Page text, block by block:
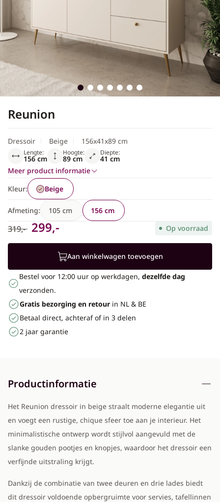
Scandinavisch
Reunion
Dressoir Beige 156x41x89 cm
Lengte:
156 cm
Hoogte:
89 cm
Diepte:
41 cm
Meer product informatie
Kleur:
Beige
Afmeting: 105 cm 156 cm
319,- 299,- Op voorraad
Aan winkelwagen toevoegen
Bestel voor 12:00 uur op werkdagen, dezelfde dag
verzonden.
Gratis bezorging en retour in NL & BE
Betaal direct, achteraf of in 3 delen
2 jaar garantie
Productinformatie
Het Reunion dressoir in beige straalt moderne elegantie uit
en voegt een rustige, chique sfeer toe aan je interieur. Het
minimalistische ontwerp wordt stijlvol aangevuld met de
slanke gouden pootjes en knopjes, waardoor het dressoir een
verfijnde uitstraling krijgt.
Dankzij de combinatie van twee deuren en drie lades biedt
dit dressoir voldoende opbergruimte voor servies, tafellinnen